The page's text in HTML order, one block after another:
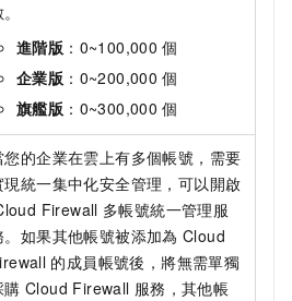
進階版 ：0~100,000 個
企業版 ：0~200,000 個
旗艦版 ：0~300,000 個
您的企業在雲上有多個帳號，需要
現統一集中化安全管理，可以開啟
Firewall 多帳號統一管理服
。如果其他帳號被添加為 Cloud
的成員帳號後，將無需單獨
購 Cloud Firewall 服務，其他帳